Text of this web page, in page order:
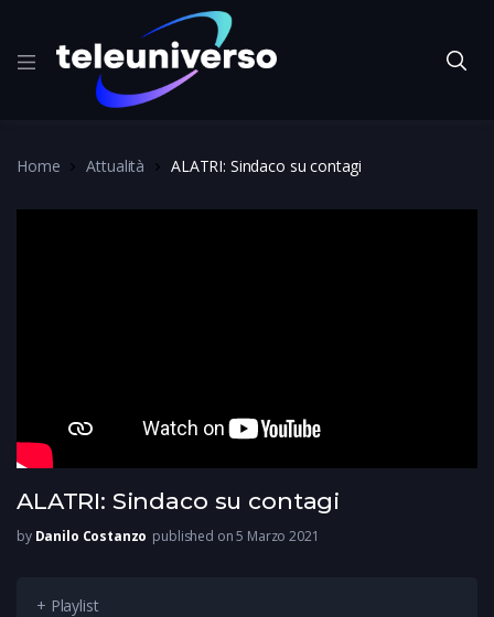
Home Attualità ALATRI: Sindaco su contagi
ALATRI: Sindaco su contagi
by Danilo Costanzo published on 5 Marzo 2021
+ Playlist